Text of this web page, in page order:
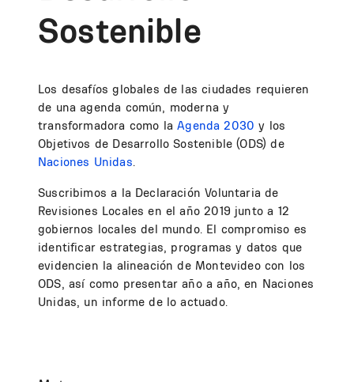
Sostenible
Los desafíos globales de las ciudades requieren
de una agenda común, moderna y
transformadora como laAgenda 2030 y los
Objetivos de Desarrollo Sostenible (ODS) de
Naciones Unidas.
Suscribimos a la Declaración Voluntaria de
Revisiones Locales en el año 2019 junto a 12
gobiernos locales del mundo. El compromiso es
identificar estrategias, programas y datos que
evidencien la alineación de Montevideo con los
ODS, así como presentar año a año, en Naciones
Unidas, un informe de lo actuado.